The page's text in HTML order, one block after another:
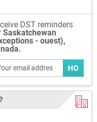
DST reminders
Saskatchewan
- ouest),
HO